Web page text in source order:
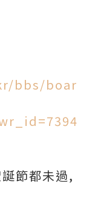
bbs/boar
節都未過,